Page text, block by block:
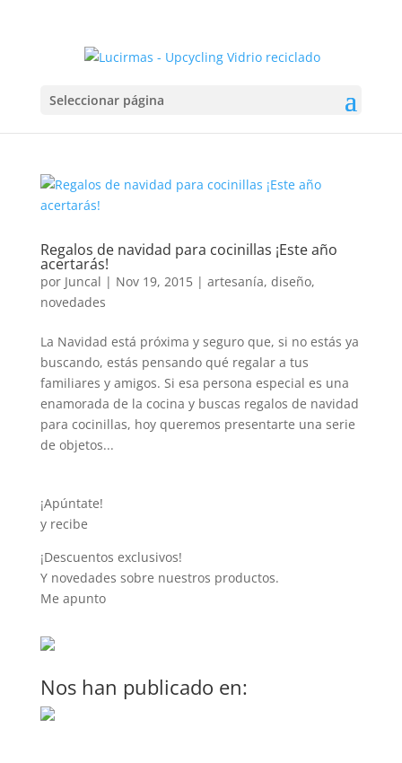
Seleccionar página
Regalos de navidad para cocinillas ¡Este año
acertarás!
por Juncal | Nov 19, 2015| artesanía, diseño,
novedades
La Navidad está próxima y seguro que, si no estás ya
buscando, estás pensando qué regalar a tus
familiares y amigos. Si esa persona especial es una
enamorada de la cocina y buscas regalos de navidad
para cocinillas, hoy queremos presentarte una serie
de objetos...
¡Apúntate!
y recibe
¡Descuentos exclusivos!
Y novedades sobre nuestros productos.
Me apunto
Nos han publicado en: